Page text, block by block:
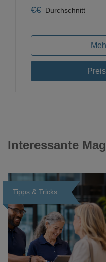
€€ Durchschnitt
Interessante
Tipps & Tricks